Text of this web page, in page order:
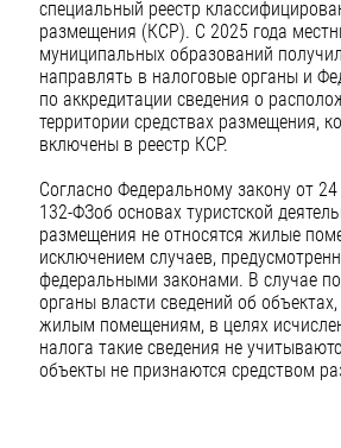
специальный реестр
размещения (КСР). С 2025 года
муниципальных образований
направлять в налоговые органы и
по аккредитации сведения о
территории средствах размещения,
включены в реестр КСР.
Согласно Федеральному закону от
132-ФЗоб основах туристской
размещения не относятся жилые
исключением случаев,
федеральными законами. В случае
органы власти сведений об
жилым помещениям, в целях
налога такие сведения не
объекты не признаются средством